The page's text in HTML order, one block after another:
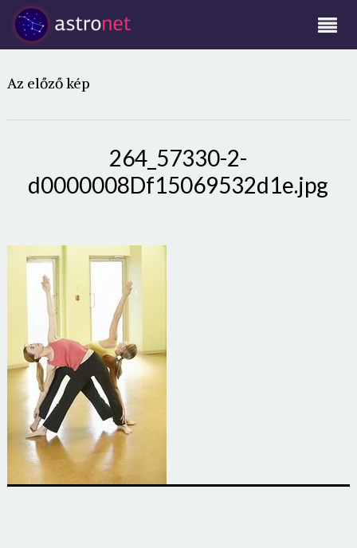
Az előző kép
264_57330-2-
d0000008Df15069532d1e.jpg